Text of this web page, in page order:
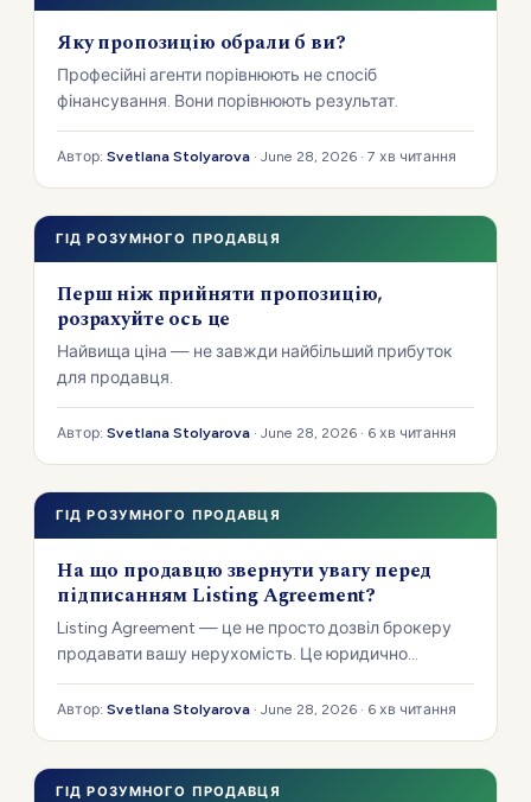
Яку пропозицію обрали б ви?
Професійні агенти порівнюють не спосіб
фінансування. Вони порівнюють результат.
Автор: Svetlana Stolyarova · June 28, 2026 · 7 хв читання
ГІД РОЗУМНОГО ПРОДАВЦЯ
Перш ніж прийняти пропозицію,
розрахуйте ось це
Найвища ціна — не завжди найбільший прибуток
для продавця.
Автор: Svetlana Stolyarova · June 28, 2026 · 6 хв читання
ГІД РОЗУМНОГО ПРОДАВЦЯ
На що продавцю звернути увагу перед
підписанням Listing Agreement?
Listing Agreement — це не просто дозвіл брокеру
продавати вашу нерухомість. Це юридично
обов'язковий договір. Тому перш ніж поставити
підпис, переконайтеся, що ви розумієте кожен його
Автор: Svetlana Stolyarova · June 28, 2026 · 6 хв читання
ГІД РОЗУМНОГО ПРОДАВЦЯ